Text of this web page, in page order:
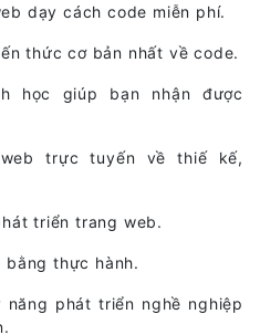
dạy cách code miễn phí.
thức cơ bản nhất về code.
học giúp bạn nhận được
web trực tuyến về thiế kế,
triển trang web.
bằng thực hành.
phát triển nghề nghiệp